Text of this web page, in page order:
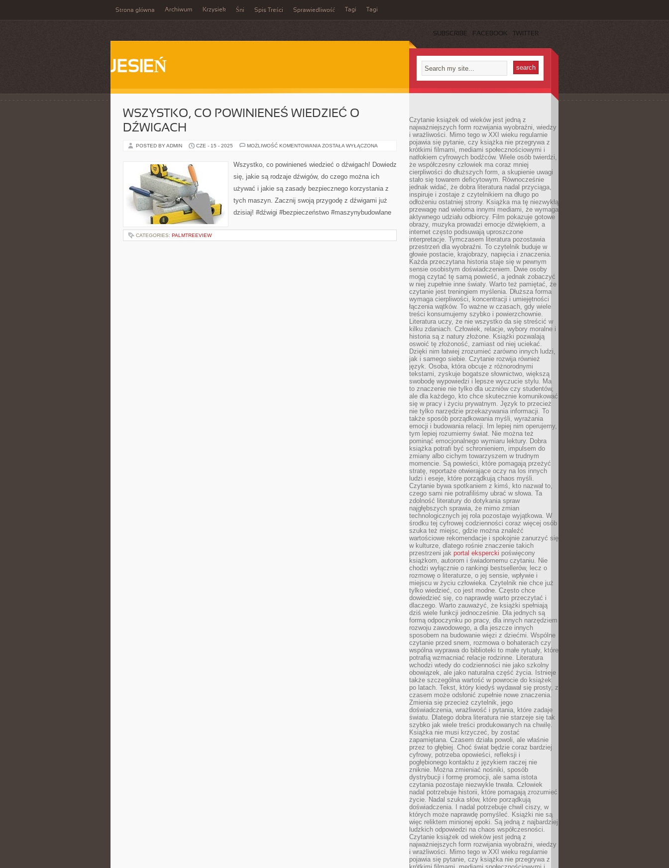
Strona główna Archiwum Krzysiek Śni Spis Treści Sprawiedliwość Tagi Tagi
SUBSCRIBE FACEBOOK TWITTER
JESIEŃ
WSZYSTKO, CO POWINIENEŚ WIEDZIEĆ O
DŹWIGACH
POSTED BY ADMIN CZE - 15 - 2025 MOŻLIWOŚĆ KOMENTOWANIA WSZYSTKO,
WIEDZIEĆ
O
ZOSTAŁA WYŁĄCZONA
Wszystko, co powinieneś wiedzieć o dźwigach! Dowiedz
się, jakie są rodzaje dźwigów, do czego można ich
używać i jakie są zasady bezpiecznego korzystania z
tych maszyn. Zacznij swoją przygodę z dźwigami już
dzisiaj! #dźwigi #bezpieczeństwo #maszynybudowlane
CATEGORIES: PALMTREEVIEW
Czytanie książek od wieków jest jedną z
najważniejszych form rozwijania wyobraźni, wiedzy
i wrażliwości. Mimo tego w XXI wieku regularnie
pojawia się pytanie, czy książka nie przegrywa z
krótkimi filmami, mediami społecznościowymi i
natłokiem cyfrowych bodźców. Wiele osób twierdzi,
że współczesny człowiek ma coraz mniej
cierpliwości do dłuższych form, a skupienie uwagi
stało się towarem deficytowym. Równocześnie
jednak widać, że dobra literatura nadal przyciąga,
inspiruje i zostaje z czytelnikiem na długo po
odłożeniu ostatniej strony. Książka ma tę niezwykłą
przewagę nad wieloma innymi mediami, że wymaga
aktywnego udziału odbiorcy. Film pokazuje gotowe
obrazy, muzyka prowadzi emocje dźwiękiem, a
internet często podsuwają uproszczone
interpretacje. Tymczasem literatura pozostawia
przestrzeń dla wyobraźni. To czytelnik buduje w
głowie postacie, krajobrazy, napięcia i znaczenia.
Każda przeczytana historia staje się w pewnym
sensie osobistym doświadczeniem. Dwie osoby
mogą czytać tę samą powieść, a jednak zobaczyć
w niej zupełnie inne światy. Warto też pamiętać, że
czytanie jest treningiem myślenia. Dłuższa forma
wymaga cierpliwości, koncentracji i umiejętności
łączenia wątków. To ważne w czasach, gdy wiele
treści konsumujemy szybko i powierzchownie.
Literatura uczy, że nie wszystko da się streścić w
kilku zdaniach. Człowiek, relacje, wybory moralne i
historia są z natury złożone. Książki pozwalają
oswoić tę złożoność, zamiast od niej uciekać.
Dzięki nim łatwiej zrozumieć zarówno innych ludzi,
jak i samego siebie. Czytanie rozwija również
język. Osoba, która obcuje z różnorodnymi
tekstami, zyskuje bogatsze słownictwo, większą
swobodę wypowiedzi i lepsze wyczucie stylu. Ma
to znaczenie nie tylko dla uczniów czy studentów,
ale dla każdego, kto chce skutecznie komunikować
się w pracy i życiu prywatnym. Język to przecież
nie tylko narzędzie przekazywania informacji. To
także sposób porządkowania myśli, wyrażania
emocji i budowania relacji. Im lepiej nim operujemy,
tym lepiej rozumiemy świat. Nie można też
pominąć emocjonalnego wymiaru lektury. Dobra
książka potrafi być schronieniem, impulsem do
zmiany albo cichym towarzyszem w trudnym
momencie. Są powieści, które pomagają przeżyć
stratę, reportaże otwierające oczy na los innych
ludzi i eseje, które porządkują chaos myśli.
Czytanie bywa spotkaniem z kimś, kto nazwał to,
czego sami nie potrafiliśmy ubrać w słowa. Ta
zdolność literatury do dotykania spraw
najgłębszych sprawia, że mimo zmian
technologicznych jej rola pozostaje wyjątkowa. W
środku tej cyfrowej codzienności coraz więcej osób
szuka też miejsc, gdzie można znaleźć
wartościowe rekomendacje i spokojnie zanurzyć się
w kulturze, dlatego rośnie znaczenie takich
przestrzeni jak portal ekspercki poświęcony
książkom, autorom i świadomemu czytaniu. Nie
chodzi wyłącznie o rankingi bestsellerów, lecz o
rozmowę o literaturze, o jej sensie, wpływie i
miejscu w życiu człowieka. Czytelnik nie chce już
tylko wiedzieć, co jest modne. Często chce
dowiedzieć się, co naprawdę warto przeczytać i
dlaczego. Warto zauważyć, że książki spełniają
dziś wiele funkcji jednocześnie. Dla jednych są
formą odpoczynku po pracy, dla innych narzędziem
rozwoju zawodowego, a dla jeszcze innych
sposobem na budowanie więzi z dziećmi. Wspólne
czytanie przed snem, rozmowa o bohaterach czy
wspólna wyprawa do biblioteki to małe rytuały, które
potrafią wzmacniać relacje rodzinne. Literatura
wchodzi wtedy do codzienności nie jako szkolny
obowiązek, ale jako naturalna część życia. Istnieje
także szczególna wartość w powrocie do książek
po latach. Tekst, który kiedyś wydawał się prosty, z
czasem może odsłonić zupełnie nowe znaczenia.
Zmienia się przecież czytelnik, jego
doświadczenia, wrażliwość i pytania, które zadaje
światu. Dlatego dobra literatura nie starzeje się tak
szybko jak wiele treści produkowanych na chwilę.
Książka nie musi krzyczeć, by zostać
zapamiętana. Czasem działa powoli, ale właśnie
przez to głębiej. Choć świat będzie coraz bardziej
cyfrowy, potrzeba opowieści, refleksji i
pogłębionego kontaktu z językiem raczej nie
zniknie. Można zmieniać nośniki, sposób
dystrybucji i formę promocji, ale sama istota
czytania pozostaje niezwykle trwała. Człowiek
nadal potrzebuje historii, które pomagają zrozumieć
życie. Nadal szuka słów, które porządkują
doświadczenia. I nadal potrzebuje chwil ciszy, w
których może naprawdę pomyśleć. Książki nie są
więc reliktem minionej epoki. Są jedną z najbardziej
ludzkich odpowiedzi na chaos współczesności.
Czytanie książek od wieków jest jedną z
najważniejszych form rozwijania wyobraźni, wiedzy
i wrażliwości. Mimo tego w XXI wieku regularnie
pojawia się pytanie, czy książka nie przegrywa z